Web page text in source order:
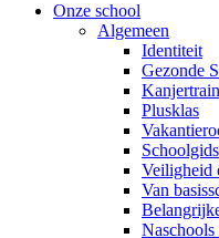
Onze school
Algemeen
Identiteit
Gezonde
Plusklas
Schoolgids
Veiligheid
Van
Naschools